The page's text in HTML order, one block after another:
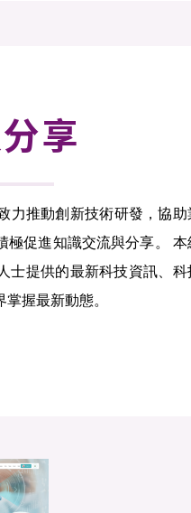
享
力推動創新技術研發，協助
極促進知識交流與分享。 本
士提供的最新科技資訊、科
握最新動態。